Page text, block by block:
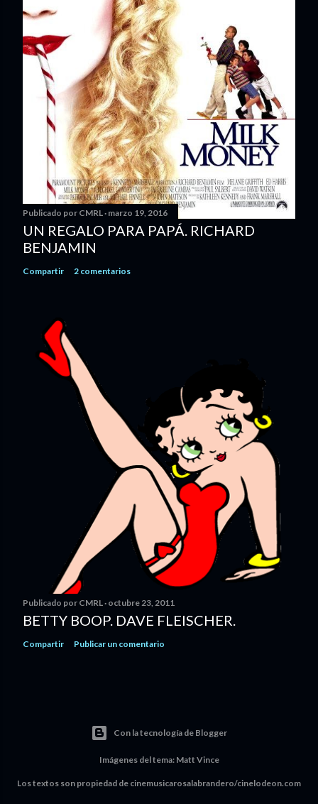
Publicado por CMRL marzo 19, 2016
UN REGALO PARA PAPÁ. RICHARD
BENJAMIN
Compartir 2 comentarios
Publicado por CMRL octubre 23, 2011
BETTY BOOP. DAVE FLEISCHER.
Compartir Publicar un comentario
Con la tecnología de Blogger
Imágenes del tema: Matt Vince
Los textos son propiedad de cinemusicarosalabrandero/cinelodeon.com